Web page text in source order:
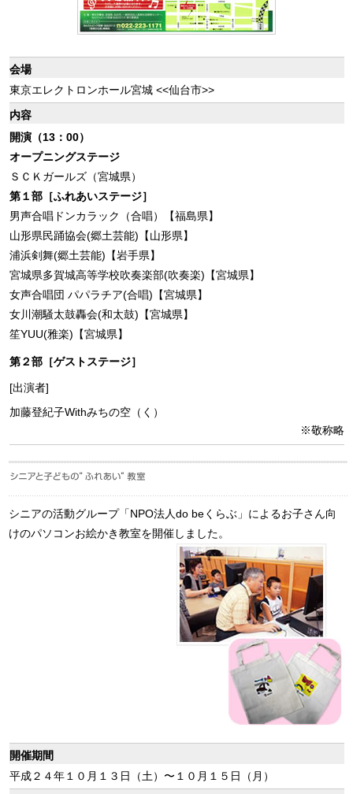
会場
東京エレクトロンホール宮城 <<仙台市>>
内容
開演（13：00）
オープニングステージ
ＳＣＫガールズ（宮城県）
第１部［ふれあいステージ］
男声合唱ドンカラック（合唱）【福島県】
山形県民踊協会(郷土芸能)【山形県】
浦浜剣舞(郷土芸能)【岩手県】
宮城県多賀城高等学校吹奏楽部(吹奏楽)【宮城県】
女声合唱団 パパラチア(合唱)【宮城県】
女川潮騒太鼓轟会(和太鼓)【宮城県】
笙YUU(雅楽)【宮城県】
第２部［ゲストステージ］
[出演者]
加藤登紀子Withみちの空（く）
※敬称略
シニアの活動グループ「NPO法人do beくらぶ」によるお子さん向
けのパソコンお絵かき教室を開催しました。
開催期間
平成２４年１０月１３日（土）〜１０月１５日（月）